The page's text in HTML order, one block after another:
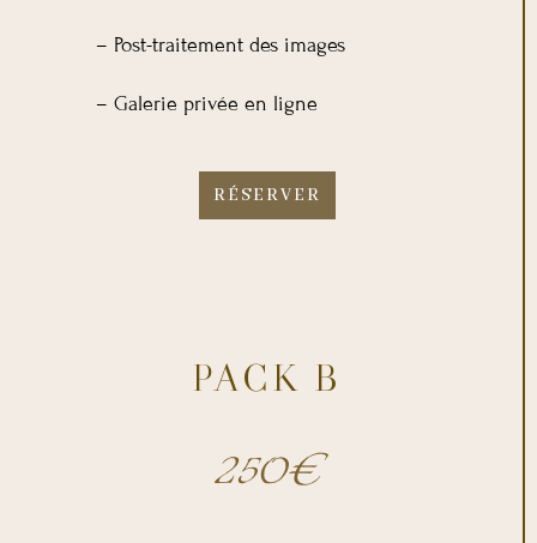
– Post-traitement des images
– Galerie privée en ligne
RÉSERVER
PACK B
250€